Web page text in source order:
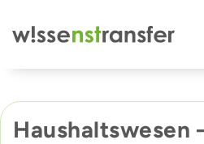
springen
Haushaltswesen